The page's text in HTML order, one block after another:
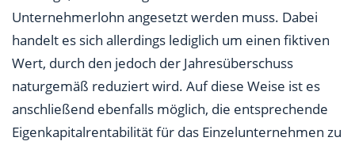
Unternehmerlohn angesetzt werden muss. Dabei
handelt es sich allerdings lediglich um einen fiktiven
Wert, durch den jedoch der Jahresüberschuss
naturgemäß reduziert wird. Auf diese Weise ist es
anschließend ebenfalls möglich, die entsprechende
Eigenkapitalrentabilität für das Einzelunternehmen zu